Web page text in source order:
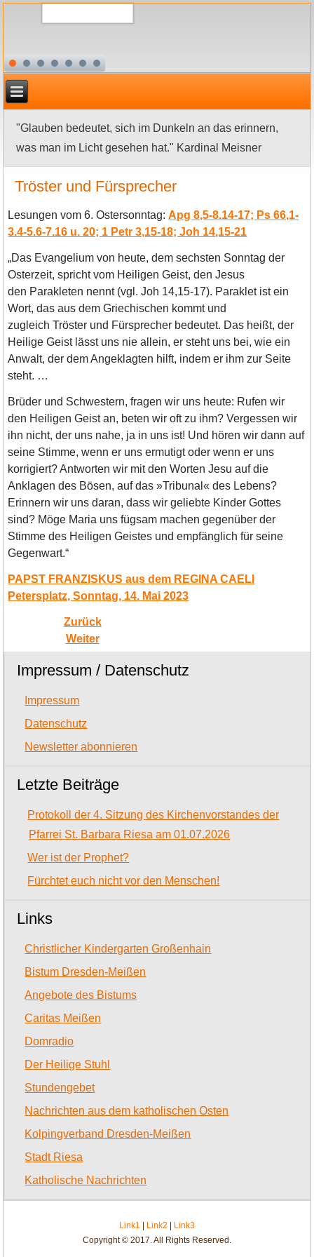
"Glauben bedeutet, sich im Dunkeln an das erinnern,
was man im Licht gesehen hat." Kardinal Meisner
Tröster und Fürsprecher
Lesungen vom 6. Ostersonntag:Apg 8,5-8.14-17; Ps 66,1-
3.4-5.6-7.16 u. 20; 1 Petr 3,15-18; Joh 14,15-21
„Das Evangelium von heute, dem sechsten Sonntag der
Osterzeit, spricht vom Heiligen Geist, den Jesus
den Parakleten nennt (vgl. Joh 14,15-17). Paraklet ist ein
Wort, das aus dem Griechischen kommt und
zugleich Tröster und Fürsprecher bedeutet. Das heißt, der
Heilige Geist lässt uns nie allein, er steht uns bei, wie ein
Anwalt, der dem Angeklagten hilft, indem er ihm zur Seite
steht. …
Brüder und Schwestern, fragen wir uns heute: Rufen wir
den Heiligen Geist an, beten wir oft zu ihm? Vergessen wir
ihn nicht, der uns nahe, ja in uns ist! Und hören wir dann auf
seine Stimme, wenn er uns ermutigt oder wenn er uns
korrigiert? Antworten wir mit den Worten Jesu auf die
Anklagen des Bösen, auf das »Tribunal« des Lebens?
Erinnern wir uns daran, dass wir geliebte Kinder Gottes
sind? Möge Maria uns fügsam machen gegenüber der
Stimme des Heiligen Geistes und empfänglich für seine
Gegenwart.“
PAPST FRANZISKUS aus dem REGINA CAELI
Petersplatz, Sonntag, 14. Mai 2023
Zurück
Weiter
Impressum / Datenschutz
Impressum
Datenschutz
Newsletter abonnieren
Letzte Beiträge
Protokoll der 4. Sitzung des Kirchenvorstandes der
Pfarrei St. Barbara Riesa am 01.07.2026
Wer ist der Prophet?
Fürchtet euch nicht vor den Menschen!
Links
Christlicher Kindergarten Großenhain
Bistum Dresden-Meißen
Angebote des Bistums
Caritas Meißen
Domradio
Der Heilige Stuhl
Stundengebet
Nachrichten aus dem katholischen Osten
Kolpingverband Dresden-Meißen
Stadt Riesa
Katholische Nachrichten
Link1 Link2
Link3
Copyright © 2017. All Rights Reserved.